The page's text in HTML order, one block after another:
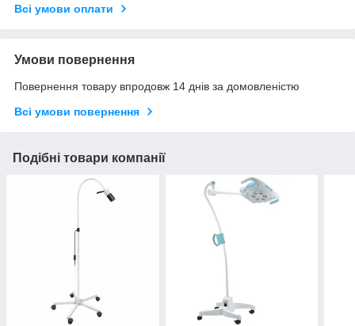
Всі умови оплати
Умови повернення
Повернення товару впродовж 14 днів за домовленістю
Всі умови повернення
Подібні товари компанії